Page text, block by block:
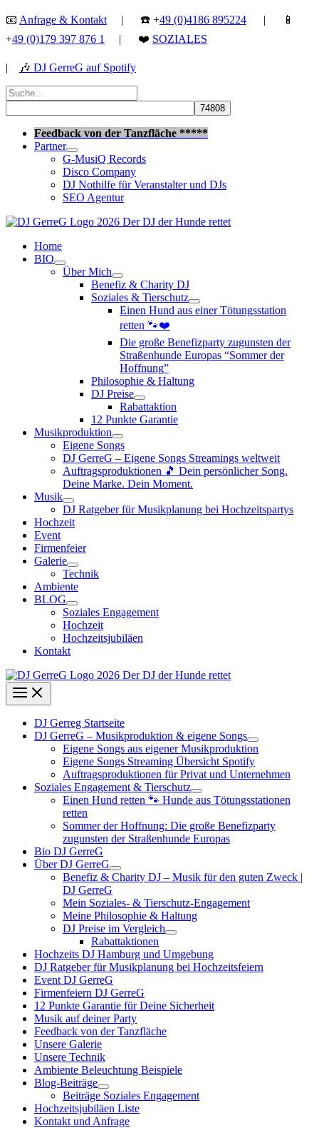
Zum
springen
📧 Anfrage & Kontakt | ☎️ +49 (0)4186 895224 | 📱
+49 (0)179 397 876 1 | ❤️ SOZIALES
| 🎶 DJ GerreG auf Spotify
Suchen
nach:
Feedback von der Tanzfläche *****
Partner
G-MusiQ Records
Disco Company
DJ Nothilfe für Veranstalter und DJs
SEO Agentur
Home
BIO
Über Mich
Benefiz & Charity DJ
Soziales & Tierschutz
Einen Hund aus einer Tötungsstation
retten 🐾❤️
Die große Benefizparty zugunsten der
Straßenhunde Europas “Sommer der
Hoffnung”
Philosophie & Haltung
DJ Preise
Rabattaktion
12 Punkte Garantie
Musikproduktion
Eigene Songs
DJ GerreG – Eigene Songs Streamings weltweit
Auftragsproduktionen 🎵 Dein persönlicher Song.
Deine Marke. Dein Moment.
Musik
DJ Ratgeber für Musikplanung bei Hochzeitspartys
Hochzeit
Event
Firmenfeier
Galerie
Technik
Ambiente
BLOG
Soziales Engagement
Hochzeit
Hochzeitsjubiläen
Kontakt
DJ Gerreg Startseite
DJ GerreG – Musikproduktion & eigene Songs
Eigene Songs aus eigener Musikproduktion
Eigene Songs Streaming Übersicht Spotify
Auftragsproduktionen für Privat und Unternehmen
Soziales Engagement & Tierschutz
Einen Hund retten 🐾 Hunde aus Tötungsstationen
retten
Sommer der Hoffnung: Die große Benefizparty
zugunsten der Straßenhunde Europas
Bio DJ GerreG
Über DJ GerreG
Benefiz & Charity DJ – Musik für den guten Zweck |
DJ GerreG
Mein Soziales- & Tierschutz-Engagement
Meine Philosophie & Haltung
DJ Preise im Vergleich
Rabattaktionen
Hochzeits DJ Hamburg und Umgebung
DJ Ratgeber für Musikplanung bei Hochzeitsfeiern
Event DJ GerreG
Firmenfeiern DJ GerreG
12 Punkte Garantie für Deine Sicherheit
Musik auf deiner Party
Feedback von der Tanzfläche
Unsere Galerie
Unsere Technik
Ambiente Beleuchtung Beispiele
Blog-Beiträge
Beiträge Soziales Engagement
Hochzeitsjubiläen Liste
Kontakt und Anfrage